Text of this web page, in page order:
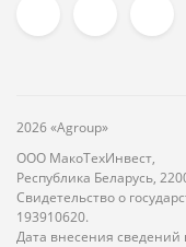
2026 «Agroup»
ООО МакоТехИнвест,
Республика Беларусь,
Свидетельство о
193910620.
Дата внесения сведений